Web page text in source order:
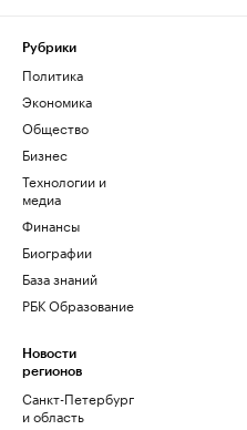
Рубрики
Политика
Экономика
Общество
Бизнес
Технологии и
медиа
Финансы
Биографии
База знаний
РБК Образование
Новости
регионов
Санкт-Петербург
и область